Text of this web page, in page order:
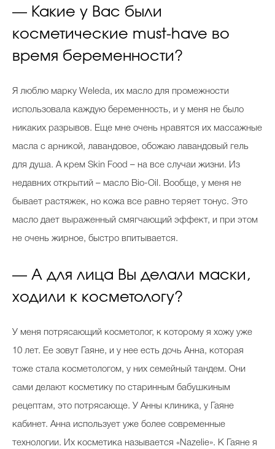
— Какие у Вас были
косметические must-have во
время беременности?
Я люблю марку Weleda, их масло для промежности
использовала каждую беременность, и у меня не было
никаких разрывов. Еще мне очень нравятся их массажные
масла с арникой, лавандовое, обожаю лавандовый гель
для душа. А крем Skin Food – на все случаи жизни. Из
недавних открытий – масло Bio-Oil. Вообще, у меня не
бывает растяжек, но кожа все равно теряет тонус. Это
масло дает выраженный смягчающий эффект, и при этом
не очень жирное, быстро впитывается.
— А для лица Вы делали маски,
ходили к косметологу?
У меня потрясающий косметолог, к которому я хожу уже
10 лет. Ее зовут Гаяне, и у нее есть дочь Анна, которая
тоже стала косметологом, у них семейный тандем. Они
сами делают косметику по старинным бабушкиным
рецептам, это потрясающе. У Анны клиника, у Гаяне
кабинет. Анна использует уже более современные
технологии. Их косметика называется «Nazelie». К Гаяне я